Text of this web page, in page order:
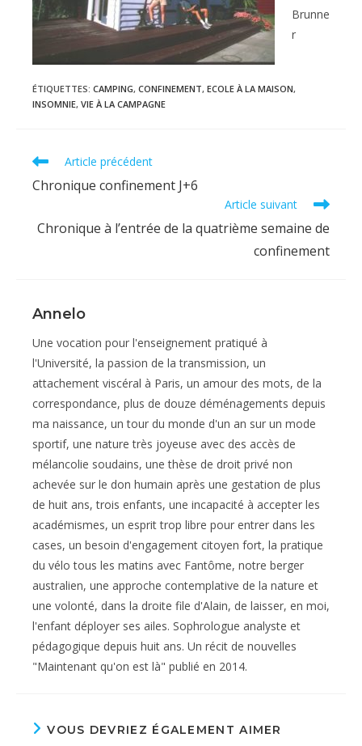
Brunne
r
ÉTIQUETTES: CAMPING, CONFINEMENT, ECOLE À LA MAISON,
INSOMNIE, VIE À LA CAMPAGNE
Read
articles
Article précédent
Chronique confinement J+6
Article suivant
Chronique à l’entrée de la quatrième semaine de
confinement
Annelo
Une vocation pour l'enseignement pratiqué à
l'Université, la passion de la transmission, un
attachement viscéral à Paris, un amour des mots, de la
correspondance, plus de douze déménagements depuis
ma naissance, un tour du monde d'un an sur un mode
sportif, une nature très joyeuse avec des accès de
mélancolie soudains, une thèse de droit privé non
achevée sur le don humain après une gestation de plus
de huit ans, trois enfants, une incapacité à accepter les
académismes, un esprit trop libre pour entrer dans les
cases, un besoin d'engagement citoyen fort, la pratique
du vélo tous les matins avec Fantôme, notre berger
australien, une approche contemplative de la nature et
une volonté, dans la droite file d'Alain, de laisser, en moi,
l'enfant déployer ses ailes. Sophrologue analyste et
pédagogique depuis huit ans. Un récit de nouvelles
"Maintenant qu'on est là" publié en 2014.
VOUS DEVRIEZ ÉGALEMENT AIMER